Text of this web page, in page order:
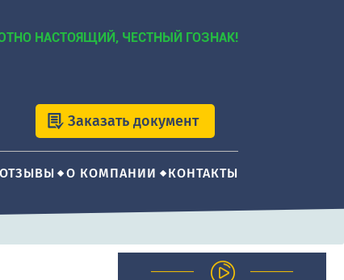
НАСТОЯЩИЙ, ЧЕСТНЫЙ ГОЗНАК!
Заказать документ
ОТЗЫВЫ О КОМПАНИИ КОНТАКТЫ